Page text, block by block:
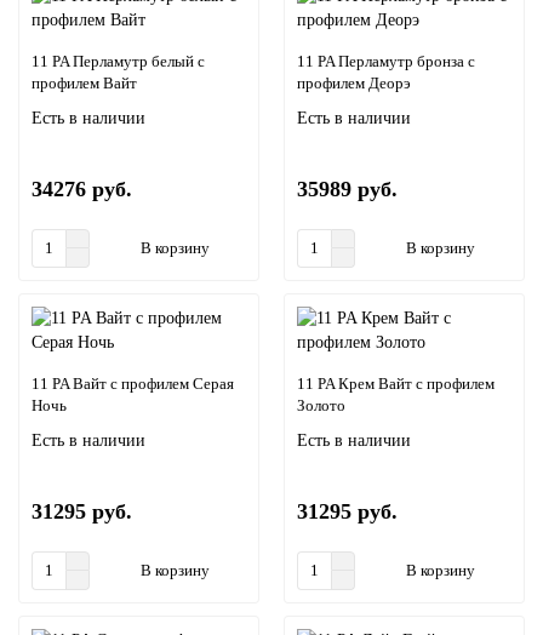
11 PA Перламутр белый с
профилем Вайт
Есть в наличии
34276 руб.
В корзину
11 PA Перламутр бронза с
профилем Деорэ
Есть в наличии
35989 руб.
В корзину
11 PA Вайт с профилем Серая
Ночь
Есть в наличии
31295 руб.
В корзину
11 PA Крем Вайт с профилем
Золото
Есть в наличии
31295 руб.
В корзину